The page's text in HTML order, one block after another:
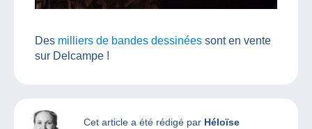
Des milliers de bandes dessinées sont en vente
sur Delcampe !
Cet article a été rédigé par Héloïse